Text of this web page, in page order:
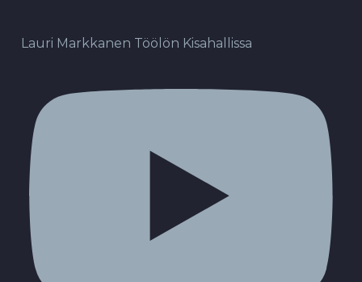
Lauri Markkanen Töölön Kisahallissa